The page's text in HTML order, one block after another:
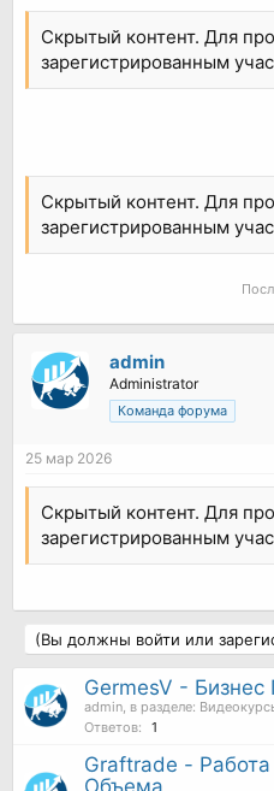
Скрытый контент. Для
зарегистрированным
Скрытый контент. Для
зарегистрированным
admin
Administrator
Команда форума
25 мар 2026
Скрытый контент. Для
зарегистрированным
(Вы должны войти или
GermesV - Бизнес
admin , в разделе:
Ответов:
1
Graftrade -
Объема